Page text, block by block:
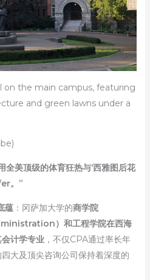
on the main campus, featuring
and green lawns under a
全美顶级的体育狂热与‘西雅图后花
。”
蕴 ：冈萨加大学的商学院
）和工程学院在西海
计学专业，不仅CPA通过率长年
大及顶尖咨询公司保持着深度的